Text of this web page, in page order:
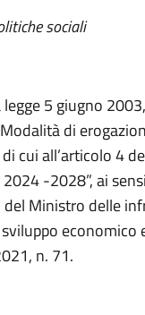
sociali
5 giugno
di
cui all’articolo 4
-2028”, ai
del Ministro delle
economico
n. 71.